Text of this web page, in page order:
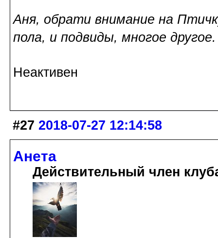
Аня, обрати внимание на
пола, и подвиды, многое другое.
Неактивен
#27 2018-07-27 12:14:58
Анета
Действительный член